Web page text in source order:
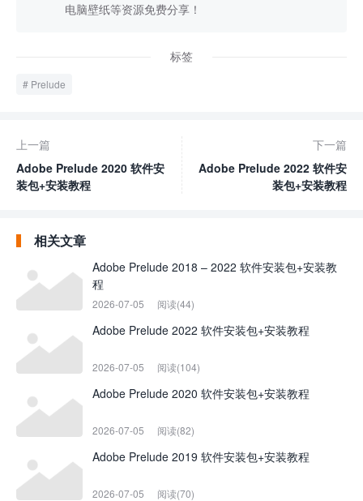
电脑壁纸等资源免费分享！
标签
Prelude
上一篇
Adobe Prelude 2020 软件安
装包+安装教程
下一篇
Adobe Prelude 2022 软件安
装包+安装教程
相关文章
Adobe Prelude 2018 – 2022 软件安装包+安装教
程
2026-07-05 阅读(44)
Adobe Prelude 2022 软件安装包+安装教程
2026-07-05 阅读(104)
Adobe Prelude 2020 软件安装包+安装教程
2026-07-05 阅读(82)
Adobe Prelude 2019 软件安装包+安装教程
2026-07-05 阅读(70)